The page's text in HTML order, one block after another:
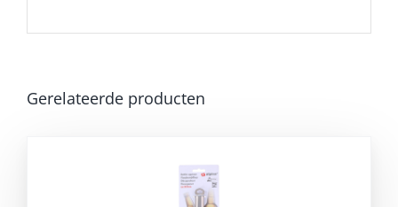
Gerelateerde producten